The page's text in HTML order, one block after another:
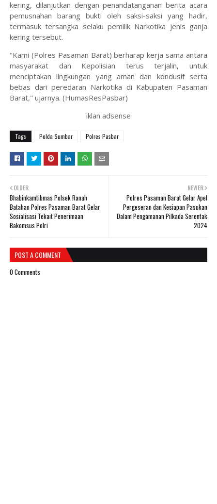
kering, dilanjutkan dengan penandatanganan berita acara
pemusnahan barang bukti oleh saksi-saksi yang hadir,
termasuk tersangka selaku pemilik Narkotika jenis ganja
kering tersebut.
"Kami (Polres Pasaman Barat) berharap kerja sama antara
masyarakat dan Kepolisian terus terjalin, untuk
menciptakan lingkungan yang aman dan kondusif serta
bebas dari peredaran Narkotika di Kabupaten Pasaman
Barat," ujarnya. (HumasResPasbar)
iklan adsense
Tags Polda Sumbar Polres Pasbar
NEWER
Polres Pasaman Barat Gelar Apel
Pergeseran dan Kesiapan Pasukan
Dalam Pengamanan Pilkada Serentak
2024
OLDER
Bhabinkamtibmas Polsek Ranah
Batahan Polres Pasaman Barat Gelar
Sosialisasi Tekait Penerimaan
Bakomsus Polri
POST A COMMENT
0 Comments